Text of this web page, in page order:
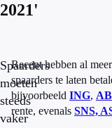
2021'
Spaarders
moeten
steeds
vaker
Recent hebben al
spaarders te laten
bijvoorbeeld ING,
rente, evenals SNS,